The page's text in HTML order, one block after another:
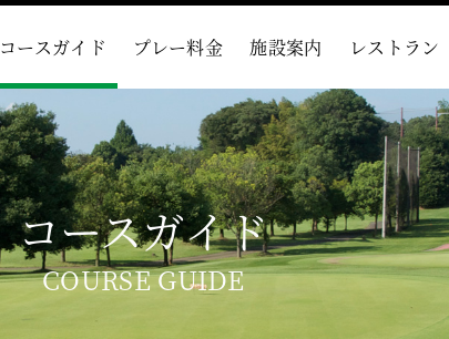
コースガイド プレー料金 施設案内 レストラン
コースガイド
COURSE GUIDE